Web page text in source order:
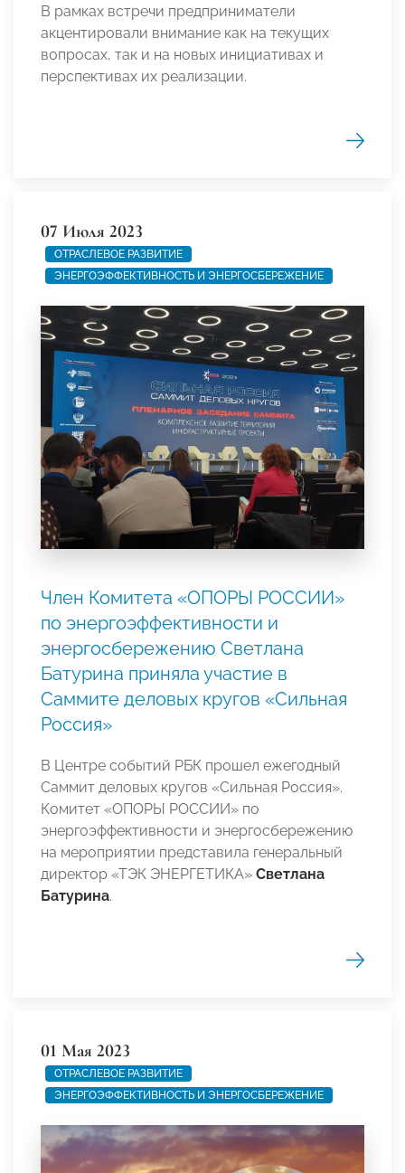
В рамках встречи предприниматели
акцентировали внимание как на текущих
вопросах, так и на новых инициативах и
перспективах их реализации.
07 Июля 2023
ОТРАСЛЕВОЕ РАЗВИТИЕ
ЭНЕРГОЭФФЕКТИВНОСТЬ И ЭНЕРГОСБЕРЕЖЕНИЕ
Член Комитета «ОПОРЫ РОССИИ»
по энергоэффективности и
энергосбережению Светлана
Батурина приняла участие в
Саммите деловых кругов «Сильная
Россия»
В Центре событий РБК прошел ежегодный
Саммит деловых кругов «Сильная Россия».
Комитет «ОПОРЫ РОССИИ» по
энергоэффективности и энергосбережению
на мероприятии представила генеральный
директор «ТЭК ЭНЕРГЕТИКА» Светлана
Батурина.
01 Мая 2023
ОТРАСЛЕВОЕ РАЗВИТИЕ
ЭНЕРГОЭФФЕКТИВНОСТЬ И ЭНЕРГОСБЕРЕЖЕНИЕ